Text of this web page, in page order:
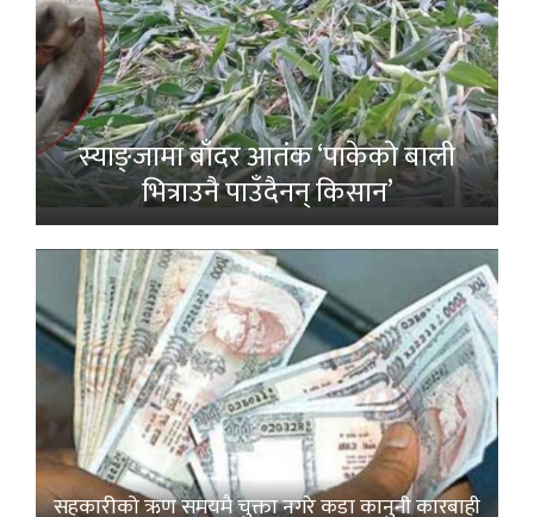
स्याङ्जामा बाँदर आतंक ‘पाकेको बाली
भित्राउनै पाउँदैनन् किसान’
सहकारीको ऋण समयमै चुक्ता नगरे कडा कानुनी कारबाही